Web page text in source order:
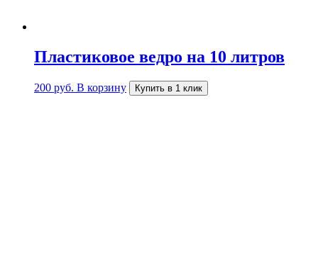
Пластиковое ведро на 10 литров
200 руб. В корзину Купить в 1 клик